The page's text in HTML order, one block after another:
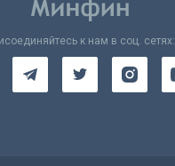
к нам в соц. сетях: